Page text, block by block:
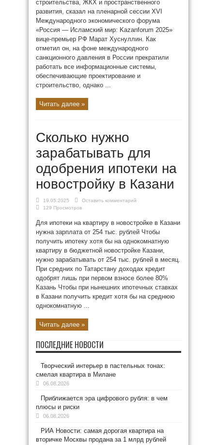
строительства, ЖКХ и пространственного
развития, сказал на пленарной сессии XVI
Международного экономического форума
«Россия — Исламский мир: Kazanforum 2025»
вице-премьер РФ Марат Хуснуллин. Как
отметил он, на фоне международного
санкционного давления в России прекратили
работать все информационные системы,
обеспечивающие проектирование и
строительство, однако ...
Читать далее »
Сколько нужно
зарабатывать для
одобрения ипотеки на
новостройку в Казани
19.05.2025
Оставить комментарий
129 Просмотров
Для ипотеки на квартиру в новостройке в Казани
нужна зарплата от 254 тыс. рублей Чтобы
получить ипотеку хотя бы на однокомнатную
квартиру в бюджетной новостройке Казани,
нужно зарабатывать от 254 тыс. рублей в месяц.
При средних по Татарстану доходах кредит
одобрят лишь при первом взносе более 80%
Казань Чтобы при нынешних ипотечных ставках
в Казани получить кредит хотя бы на среднюю
однокомнатную ...
Читать далее »
ПОСЛЕДНИЕ НОВОСТИ
Творческий интерьер в пастельных тонах:
смелая квартира в Милане
06.08.2026
Приближается эра цифрового рубля: в чем
плюсы и риски
06.08.2026
РИА Новости: самая дорогая квартира на
вторичке Москвы продана за 1 млрд рублей